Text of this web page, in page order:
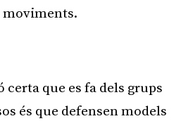
moviments.
certa que es fa dels grups
és que defensen models